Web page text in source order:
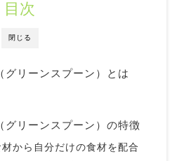
閉じる
目次
リーンスプーン）とは
リーンスプーン）の特徴
から自分だけの食材を配合